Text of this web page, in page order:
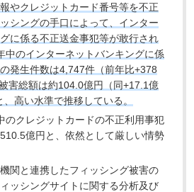
やクレジットカード番号等を不正
シングの手口によって、インター
に係る不正送金事犯等が敢行され
中のインターネットバンキングに係
発生件数は4,747件（前年比+378
害総額は約104.0億円（同+17.1億
高い水準で推移している。
のクレジットカードの不正利用事犯
億円と、依然として厳しい情勢
関と連携したフィッシング被害の
ッシングサイトに関する分析及び